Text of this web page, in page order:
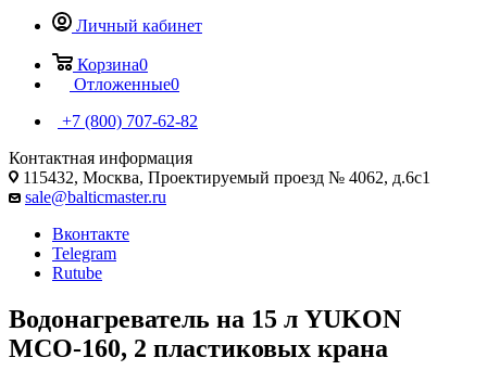
Личный кабинет
Корзина0
Отложенные0
+7 (800) 707-62-82
Контактная информация
115432, Москва, Проектируемый проезд № 4062, д.6с1
sale@balticmaster.ru
Вконтакте
Telegram
Rutube
Водонагреватель на 15 л YUKON
MCO-160, 2 пластиковых крана